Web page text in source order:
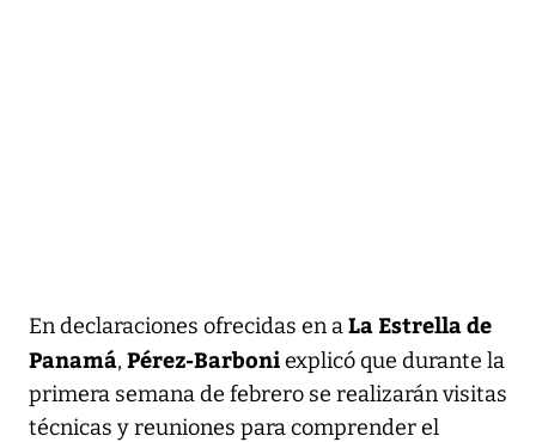
En declaraciones ofrecidas en aLa Estrella de
Panamá, Pérez-Barboniexplicó que durante la
primera semana de febrero se realizarán visitas
técnicas y reuniones para comprender el